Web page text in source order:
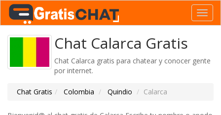
Chat Calarca Gratis
Chat Calarca gratis para chatear y conocer gente
por internet.
Chat Gratis Colombia Quindio Calarca